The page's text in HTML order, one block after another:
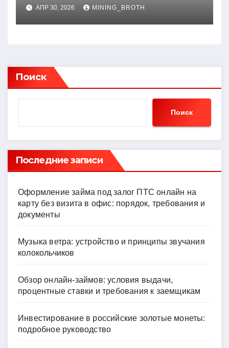
поддержки принятия
решений на архивации
АПР 30, 2026 MINING_BROTH
Поиск
Поиск
Последние записи
Оформление займа под залог ПТС онлайн на
карту без визита в офис: порядок, требования и
документы
Музыка ветра: устройство и принципы звучания
колокольчиков
Обзор онлайн-займов: условия выдачи,
процентные ставки и требования к заемщикам
Инвестирование в российские золотые монеты:
подробное руководство